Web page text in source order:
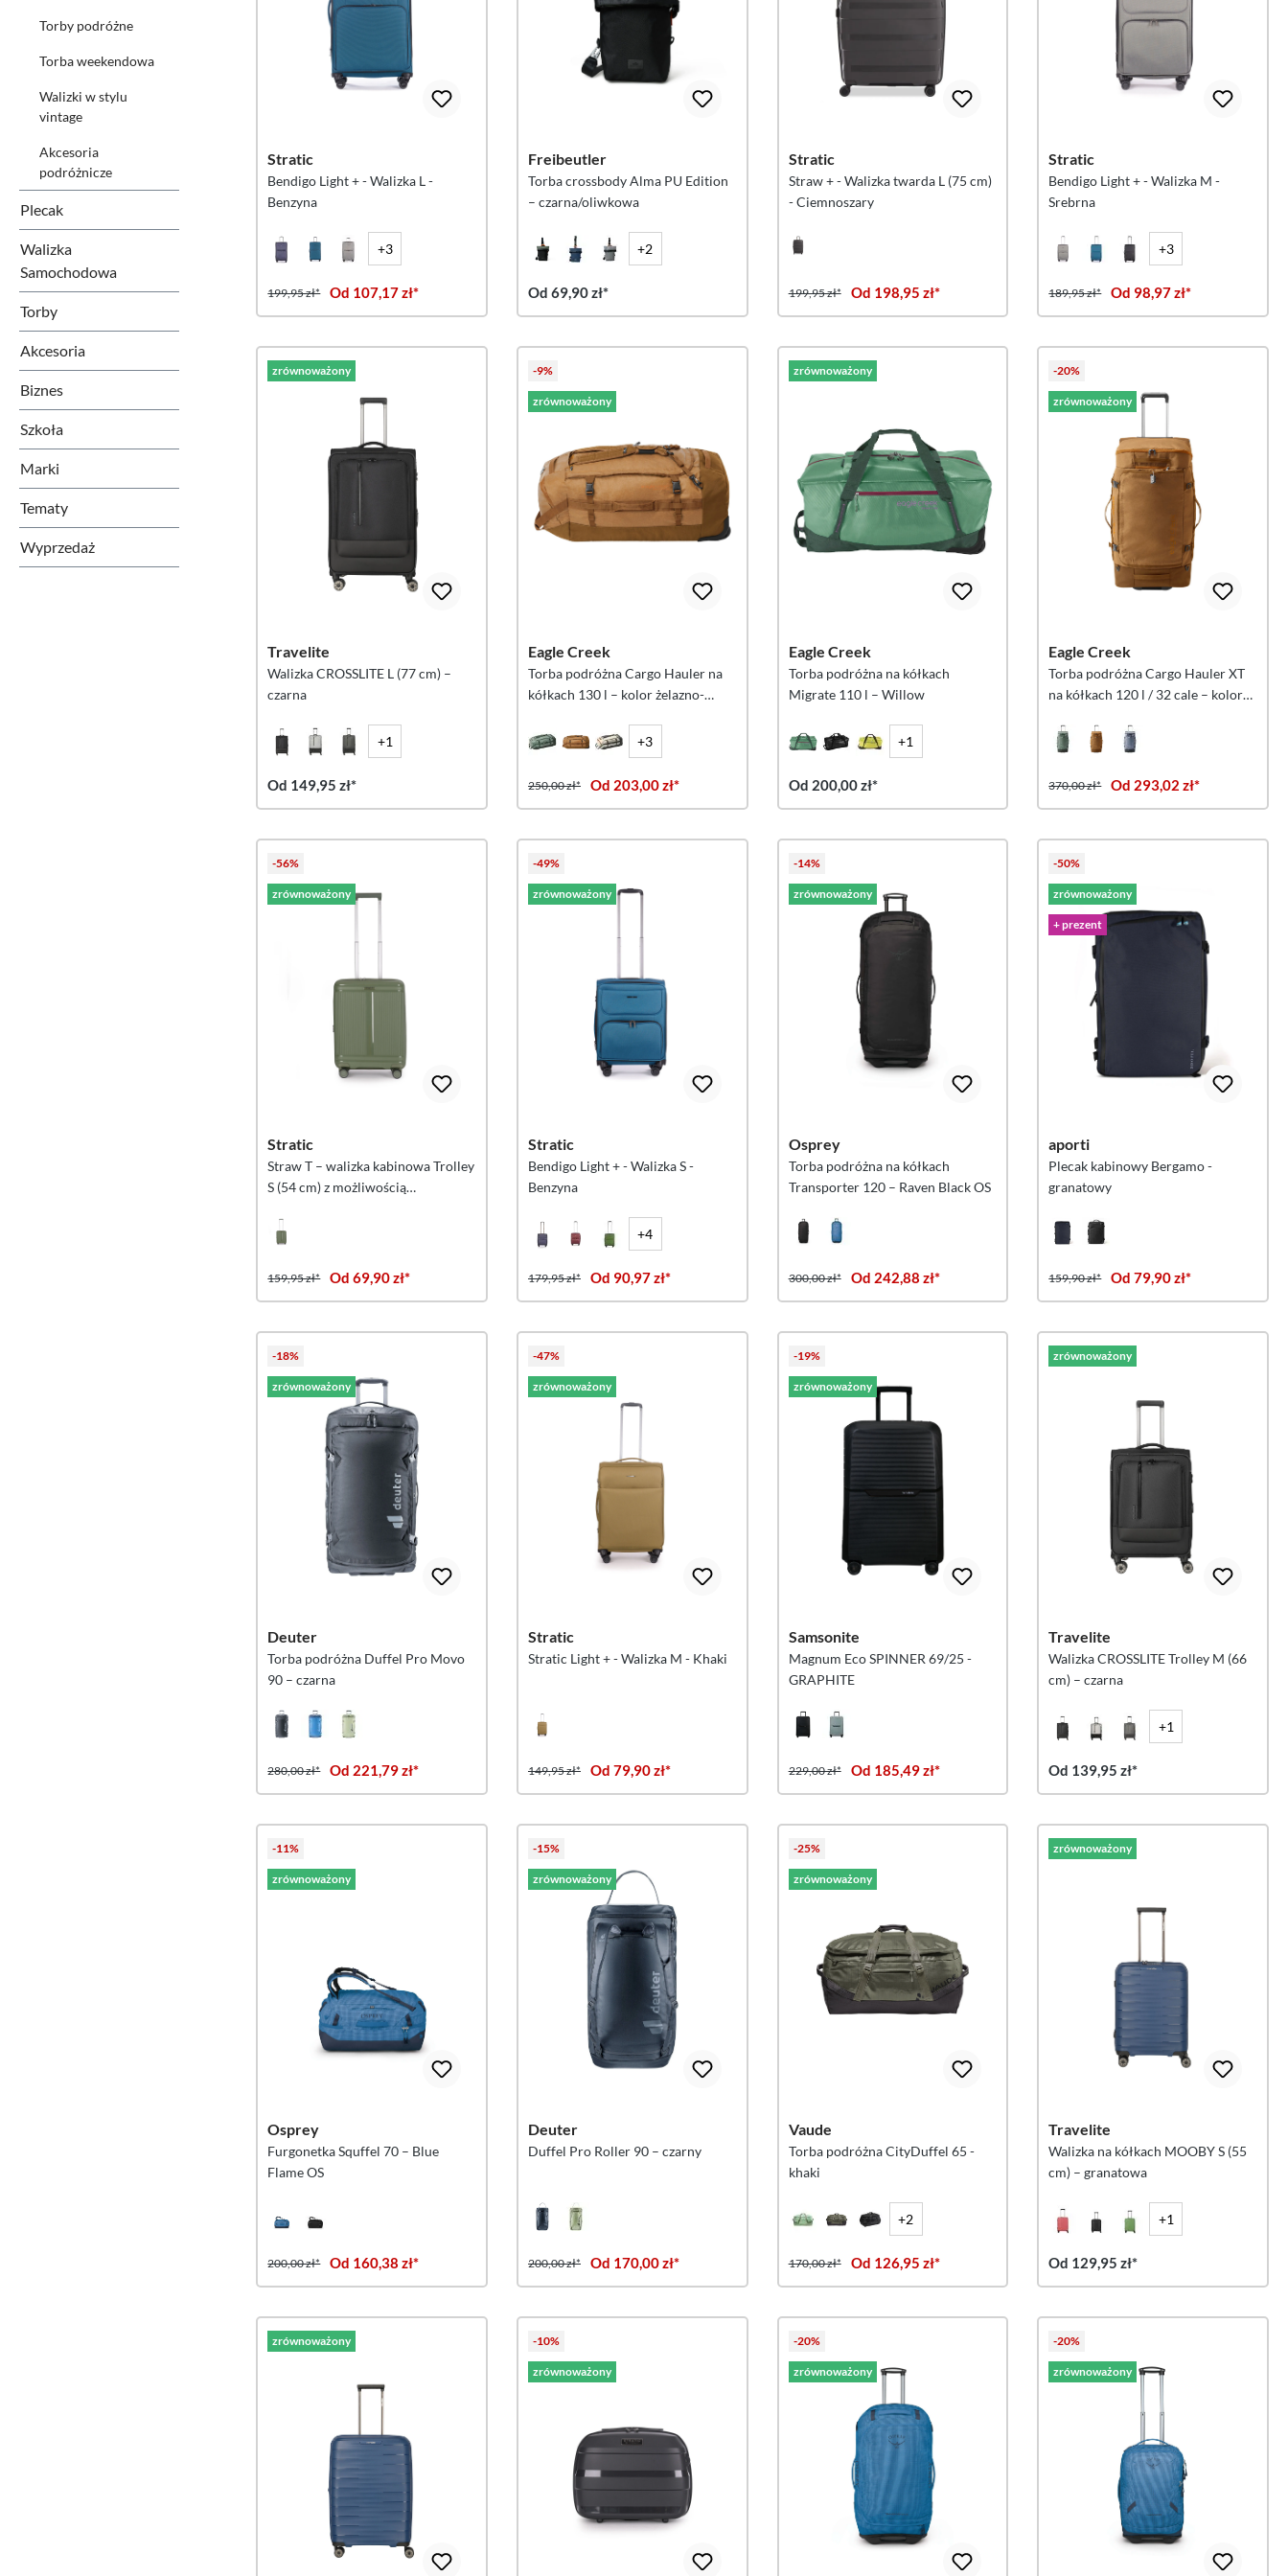
Torby podróżne
Torba weekendowa
Walizki w stylu
vintage
Akcesoria
podróżnicze
Plecak
Walizka
Samochodowa
Torby
Akcesoria
Biznes
Szkoła
Marki
Tematy
Wyprzedaż
Stratic
Bendigo Light + - Walizka L -
Benzyna
+3
199,95 zł* Od 107,17 zł*
Freibeutler
Torba crossbody Alma PU Edition
– czarna/oliwkowa
+2
Od 69,90 zł*
Stratic
Straw + - Walizka twarda L (75 cm)
- Ciemnoszary
199,95 zł* Od 198,95 zł*
Stratic
Bendigo Light + - Walizka M -
Srebrna
+3
189,95 zł* Od 98,97 zł*
zrównoważony
Travelite
Walizka CROSSLITE L (77 cm) –
czarna
+1
Od 149,95 zł*
-9%
zrównoważony
Eagle Creek
Torba podróżna Cargo Hauler na
kółkach 130 l – kolor żelazno-
+3
250,00 zł* Od 203,00 zł*
zrównoważony
Eagle Creek
Torba podróżna na kółkach
Migrate 110 l – Willow
+1
Od 200,00 zł*
-20%
zrównoważony
Eagle Creek
Torba podróżna Cargo Hauler XT
na kółkach 120 l / 32 cale – kolor
370,00 zł* Od 293,02 zł*
-56%
zrównoważony
Stratic
Straw T – walizka kabinowa Trolley
S (54 cm) z możliwością
159,95 zł* Od 69,90 zł*
-49%
zrównoważony
Stratic
Bendigo Light + - Walizka S -
Benzyna
+4
179,95 zł* Od 90,97 zł*
-14%
zrównoważony
Osprey
Torba podróżna na kółkach
Transporter 120 – Raven Black OS
300,00 zł* Od 242,88 zł*
-50%
zrównoważony
+ prezent
aporti
Plecak kabinowy Bergamo -
granatowy
159,90 zł* Od 79,90 zł*
-18%
zrównoważony
Deuter
Torba podróżna Duffel Pro Movo
90 – czarna
280,00 zł* Od 221,79 zł*
-47%
zrównoważony
Stratic
Stratic Light + - Walizka M - Khaki
149,95 zł* Od 79,90 zł*
-19%
zrównoważony
Samsonite
Magnum Eco SPINNER 69/25 -
GRAPHITE
229,00 zł* Od 185,49 zł*
zrównoważony
Travelite
Walizka CROSSLITE Trolley M (66
cm) – czarna
+1
Od 139,95 zł*
-11%
zrównoważony
Osprey
Furgonetka Squffel 70 – Blue
Flame OS
200,00 zł* Od 160,38 zł*
-15%
zrównoważony
Deuter
Duffel Pro Roller 90 – czarny
200,00 zł* Od 170,00 zł*
-25%
zrównoważony
Vaude
Torba podróżna CityDuffel 65 -
khaki
+2
170,00 zł* Od 126,95 zł*
zrównoważony
Travelite
Walizka na kółkach MOOBY S (55
cm) – granatowa
+1
Od 129,95 zł*
zrównoważony -10%
zrównoważony
-20%
zrównoważony
-20%
zrównoważony